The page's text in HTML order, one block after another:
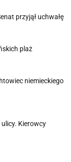
przyjął uchwałę
plaż
niemieckiego
Kierowcy